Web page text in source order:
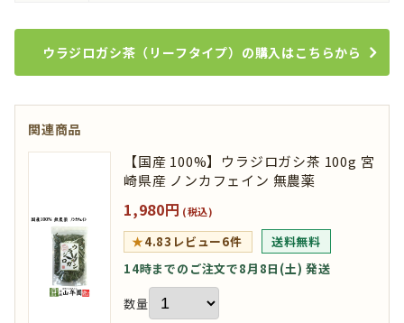
ウラジロガシ茶（リーフタイプ）の購入はこちらから
関連商品
【国産 100%】ウラジロガシ茶 100g 宮
崎県産 ノンカフェイン 無農薬
1,980円 (税込)
★4.83 レビュー6件
送料無料
14時までのご注文で8月8日(土) 発送
数量